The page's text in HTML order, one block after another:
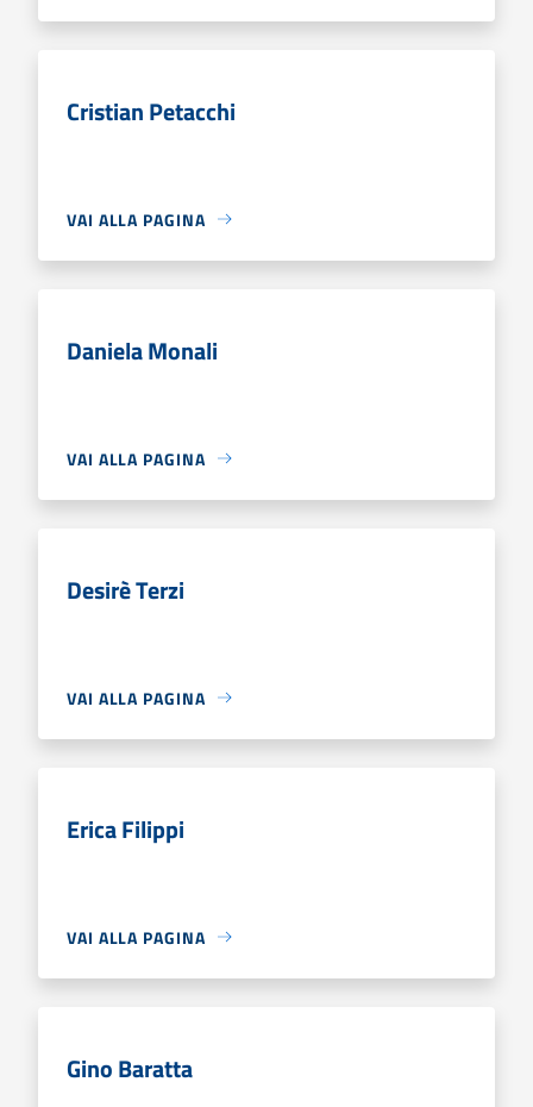
Cristian Petacchi
VAI ALLA PAGINA
Daniela Monali
VAI ALLA PAGINA
Desirè Terzi
VAI ALLA PAGINA
Erica Filippi
VAI ALLA PAGINA
Gino Baratta